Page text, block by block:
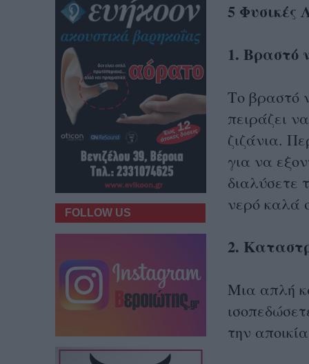
5 Φυσικές
1. Βραστό
Το βραστό
πειράζει
ζιζάνια.
για να
διαλύσετε
νερό καλά
2.
Μια απλή
την
FOLLOW US